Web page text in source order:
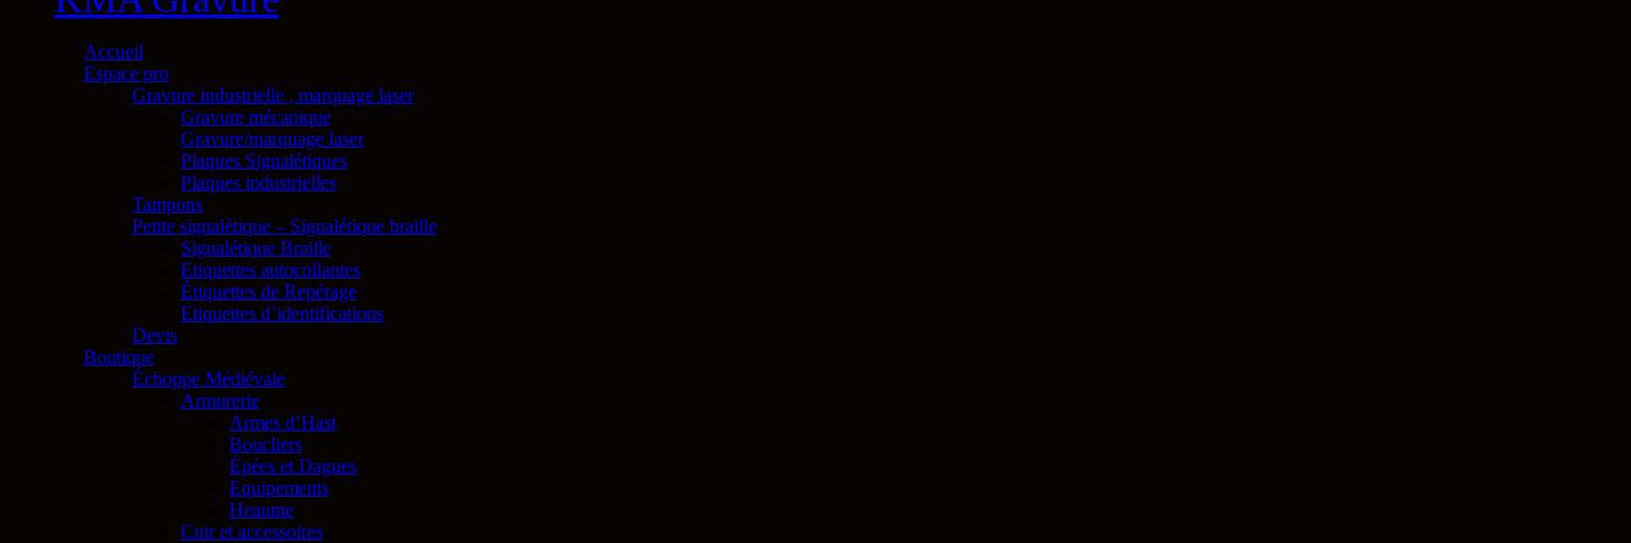
Accueil
Espace pro
Gravure industrielle , marquage laser
Gravure mécanique
Gravure/marquage laser
Plaques Signalétiques
Plaques industrielles
Tampons
Petite signalétique – Signalétique braille
Signalétique Braille
Etiquettes autocollantes
Étiquettes de Repérage
Etiquettes d’identifications
Devis
Boutique
Échoppe Médiévale
Armurerie
Armes d’Hast
Boucliers
Épées et Dagues
Equipements
Heaume
Cuir et accessoires